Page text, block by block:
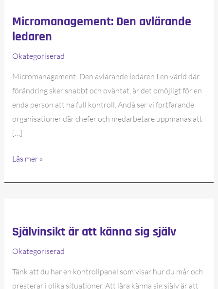
Micromanagement: Den avlärande
ledaren
Okategoriserad
Micromanagement: Den avlärande ledaren I en värld där
förändring sker snabbt och oväntat, är det omöjligt för en
enda person att ha full kontroll. Ändå ser vi fortfarande
organisationer där chefer och medarbetare uppmanas att
[…]
Micromanagement:
Läs mer »
Självinsikt är att känna sig själv
Okategoriserad
Tänk att du har en kontrollpanel som visar hur du mår och
presterar i olika situationer. Att lära känna sig själv är att